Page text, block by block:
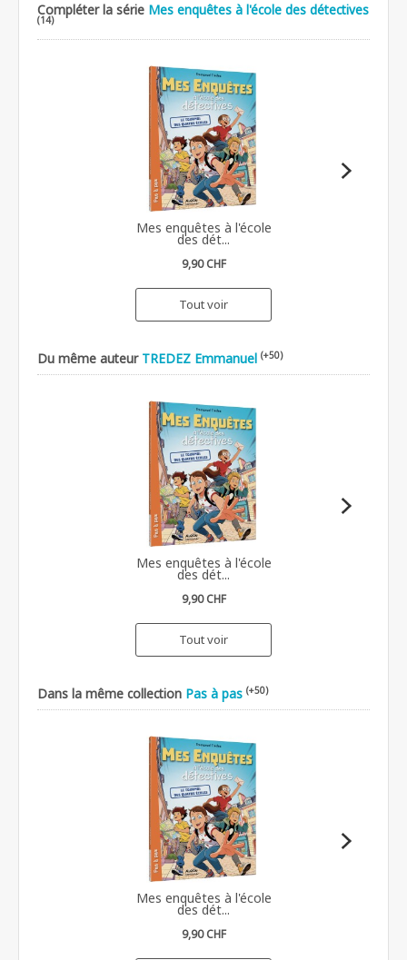
Compléter la série Mes enquêtes à l'école des détectives
(14)
Mes enquêtes à l'école
des dét...
9,90 CHF
Tout voir
Du même auteur TREDEZ Emmanuel (+50)
Mes enquêtes à l'école
des dét...
9,90 CHF
Tout voir
Dans la même collection Pas à pas (+50)
Mes enquêtes à l'école
des dét...
9,90 CHF